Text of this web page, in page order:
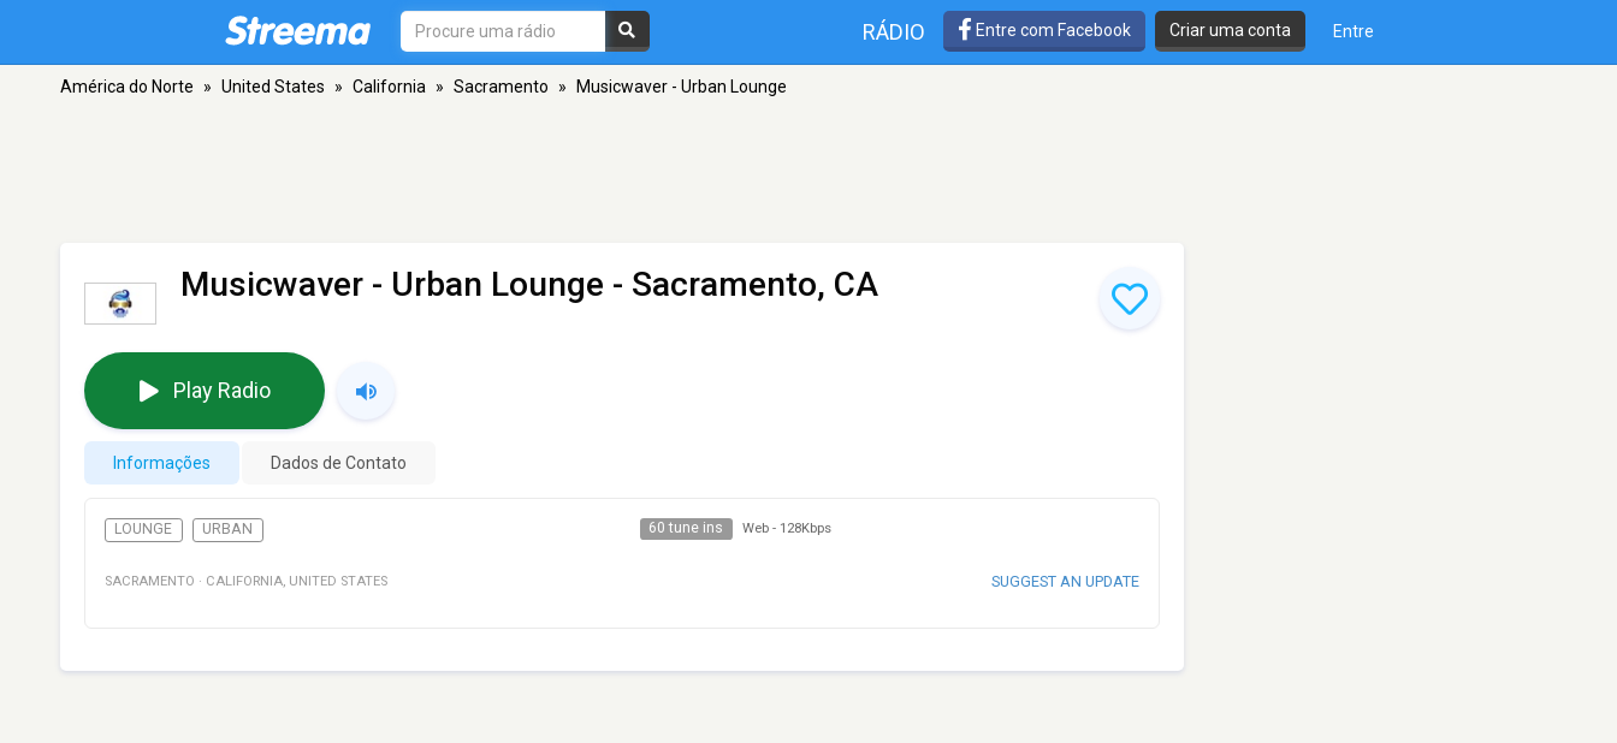
RÁDIO Entre com Facebook Criar uma conta Entre
América do Norte » United States » California » Sacramento » Musicwaver - Urban Lounge
Musicwaver - Urban Lounge - Sacramento, CA
Play Radio
Informações Dados de Contato
LOUNGE URBAN 60 tune ins Web - 128Kbps
SACRAMENTO · CALIFORNIA, UNITED STATES SUGGEST AN UPDATE